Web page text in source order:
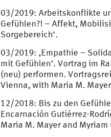
03/2019: Arbeitskonflikte
Gefühlen?! – Affekt,
Sorgebereich‘.
03/2019: ‚Empathie –
mit Gefühlen‘. Vortrag im
(neu) performen.
Vienna, with Maria M.
12/2018: Bis zu den
Encarnación Gutiérrez-
Maria M. Mayer and Myriam